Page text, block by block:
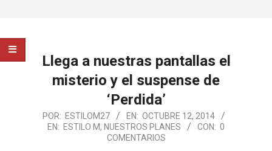
Llega a nuestras pantallas el
misterio y el suspense de
‘Perdida’
2014-
10-
POR: ESTILOM27 EN: OCTUBRE 12, 2014
EN: ESTILO M, NUESTROS PLANES CON: 0
COMENTARIOS